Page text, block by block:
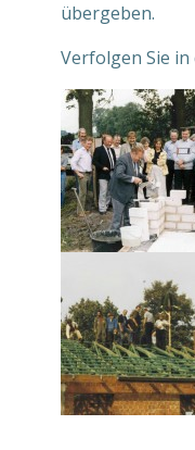
übergeben.
Verfolgen Sie